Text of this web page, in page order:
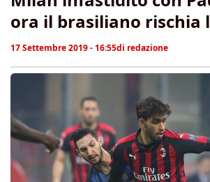
ora il brasiliano rischia
17 Settembre 2019 - 16:55di redazione